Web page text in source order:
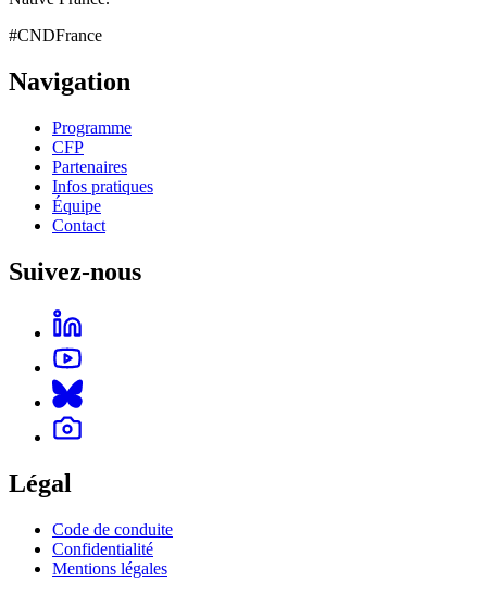
#CNDFrance
Navigation
Programme
CFP
Partenaires
Infos pratiques
Équipe
Contact
Suivez-nous
Légal
Code de conduite
Confidentialité
Mentions légales